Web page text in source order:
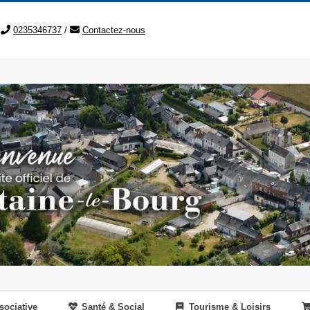
0235346737 / Contactez-nous
Santé & Social Tourisme & Loisirs